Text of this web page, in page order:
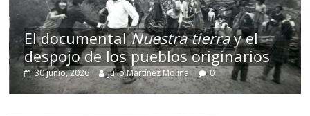
El documentalNuestra tierray el
despojo de los pueblos originarios
30 junio, 2026 Julio Martínez Molina 0